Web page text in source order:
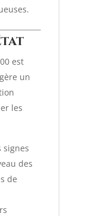
est
un
les
signes
des
de